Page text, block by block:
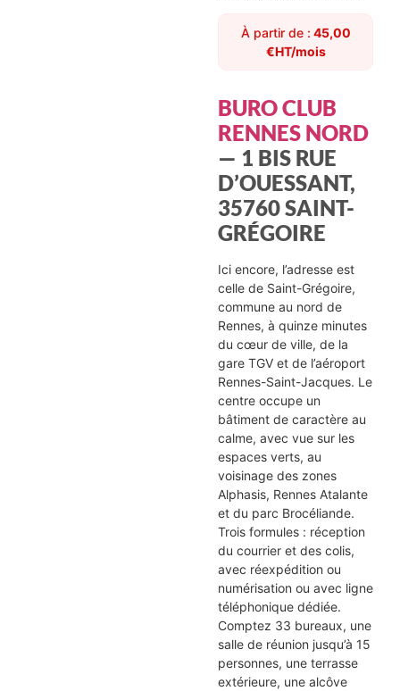
À partir de : 45,00
€HT/mois
BURO CLUB
RENNES NORD
— 1 BIS RUE
D’OUESSANT,
35760 SAINT-
GRÉGOIRE
Ici encore, l’adresse est
celle de Saint-Grégoire,
commune au nord de
Rennes, à quinze minutes
du cœur de ville, de la
gare TGV et de l’aéroport
Rennes-Saint-Jacques. Le
centre occupe un
bâtiment de caractère au
calme, avec vue sur les
espaces verts, au
voisinage des zones
Alphasis, Rennes Atalante
et du parc Brocéliande.
Trois formules : réception
du courrier et des colis,
avec réexpédition ou
numérisation ou avec ligne
téléphonique dédiée.
Comptez 33 bureaux, une
salle de réunion jusqu’à 15
personnes, une terrasse
extérieure, une alcôve